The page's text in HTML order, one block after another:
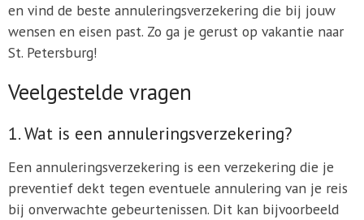
en vind de beste annuleringsverzekering die bij jouw
wensen en eisen past. Zo ga je gerust op vakantie naar
St. Petersburg!
Veelgestelde vragen
1. Wat is een annuleringsverzekering?
Een annuleringsverzekering is een verzekering die je
preventief dekt tegen eventuele annulering van je reis
bij onverwachte gebeurtenissen. Dit kan bijvoorbeeld